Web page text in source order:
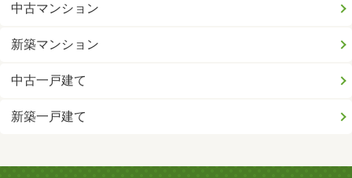
中古マンション
新築マンション
中古一戸建て
新築一戸建て